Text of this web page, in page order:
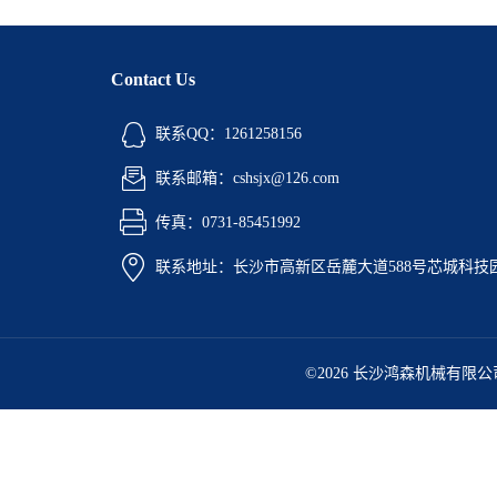
Contact Us
联系QQ：1261258156
联系邮箱：cshsjx@126.com
传真：0731-85451992
联系地址：长沙市高新区岳麓大道588号芯城科技
©2026 长沙鸿森机械有限